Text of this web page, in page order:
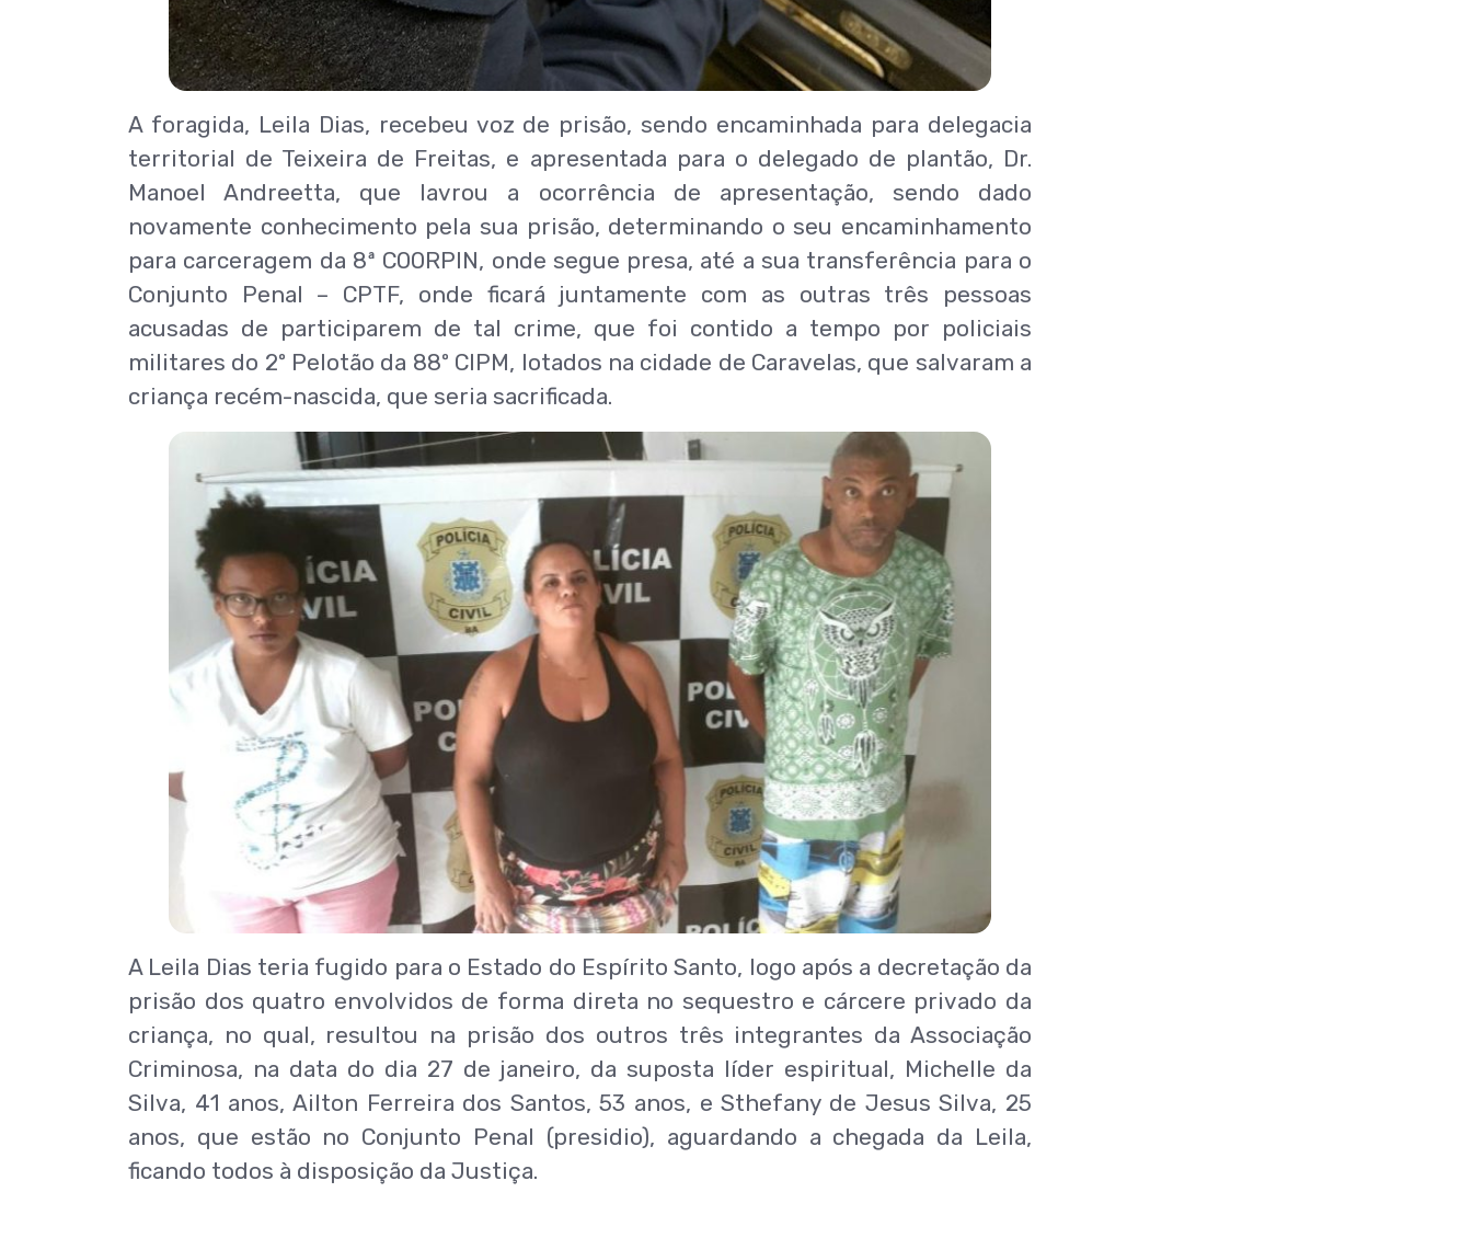
A foragida, Leila Dias, recebeu voz de prisão, sendo encaminhada para delegacia
territorial de Teixeira de Freitas, e apresentada para o delegado de plantão, Dr.
Manoel Andreetta, que lavrou a ocorrência de apresentação, sendo dado
novamente conhecimento pela sua prisão, determinando o seu encaminhamento
para carceragem da 8ª COORPIN, onde segue presa, até a sua transferência para o
Conjunto Penal – CPTF, onde ficará juntamente com as outras três pessoas
acusadas de participarem de tal crime, que foi contido a tempo por policiais
militares do 2º Pelotão da 88º CIPM, lotados na cidade de Caravelas, que salvaram a
criança recém-nascida, que seria sacrificada.
A Leila Dias teria fugido para o Estado do Espírito Santo, logo após a decretação da
prisão dos quatro envolvidos de forma direta no sequestro e cárcere privado da
criança, no qual, resultou na prisão dos outros três integrantes da Associação
Criminosa, na data do dia 27 de janeiro, da suposta líder espiritual, Michelle da
Silva, 41 anos, Ailton Ferreira dos Santos, 53 anos, e Sthefany de Jesus Silva, 25
anos, que estão no Conjunto Penal (presidio), aguardando a chegada da Leila,
ficando todos à disposição da Justiça.